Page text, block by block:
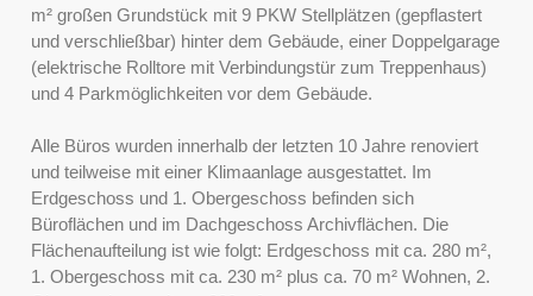
m² großen Grundstück mit 9 PKW Stellplätzen (gepflastert
und verschließbar) hinter dem Gebäude, einer Doppelgarage
(elektrische Rolltore mit Verbindungstür zum Treppenhaus)
und 4 Parkmöglichkeiten vor dem Gebäude.
Alle Büros wurden innerhalb der letzten 10 Jahre renoviert
und teilweise mit einer Klimaanlage ausgestattet. Im
Erdgeschoss und 1. Obergeschoss befinden sich
Büroflächen und im Dachgeschoss Archivflächen. Die
Flächenaufteilung ist wie folgt: Erdgeschoss mit ca. 280 m²,
1. Obergeschoss mit ca. 230 m² plus ca. 70 m² Wohnen, 2.